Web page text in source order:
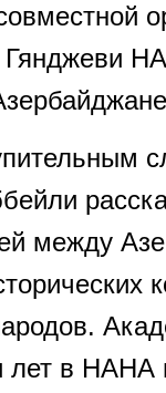
между
лет в НАНА